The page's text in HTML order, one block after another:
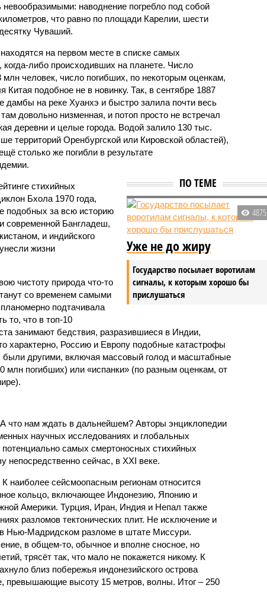
наводнение погребло под собой
что равно по площади Карелии, шести
Чуваший.
на первом месте в списке самых
либо происходивших на планете. Число
млн человек, число погибших, по некоторым оценкам,
подобное не в новинку. Так, в сентябре 1887
дамбы на реке Хуанхэ и быстро залила почти весь
довольно низменная, и потоп просто не встречал
деревни и целые города. Водой залило 130 тыс.
территорий Оренбургской или Кировской областей),
столько же погибли в результате
ПО ТЕМЕ
4875
Уже не до жиру
Государство посылает воротилам
сигналы, к которым хорошо бы
прислушаться
стихийных
Бхола 1970 года,
за всю историю
современной Бангладеш,
и индийского
жизни
чистоту природа что-то
со временем самыми
подтачивала
то, что в топ-10
занимают бедствия, разразившиеся в Индии,
характерно, Россию и Европу подобные катастрофы
были другими, включая массовый голод и масштабные
млн погибших) или «испанки» (по разным оценкам, от
что нам ждать в дальнейшем? Авторы энциклопедии
научных исследованиях и глобальных
потенциально самых смертоносных стихийных
непосредственно сейчас, в XXI веке.
наиболее сейсмоопасным регионам относится
кольцо, включающее Индонезию, Японию и
Америки. Турция, Иран, Индия и Непал также
разломов тектонических плит. Не исключение и
Нью-Мадридском разломе в штате Миссури.
в общем-то, обычное и вполне сносное, но
трясёт так, что мало не покажется никому. К
близ побережья индонезийского острова
превышающие высоту 15 метров, волны. Итог – 250